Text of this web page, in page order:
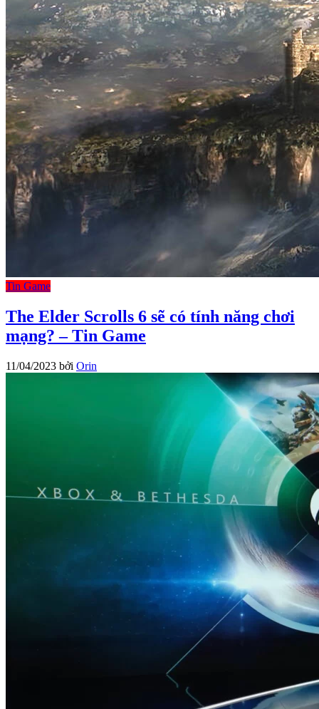
Tin Game
The Elder Scrolls 6 sẽ có tính năng chơi
mạng? – Tin Game
11/04/2023 bởi Orin